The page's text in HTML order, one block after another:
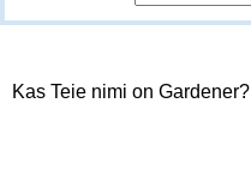
Kas Teie nimi on Gardener?